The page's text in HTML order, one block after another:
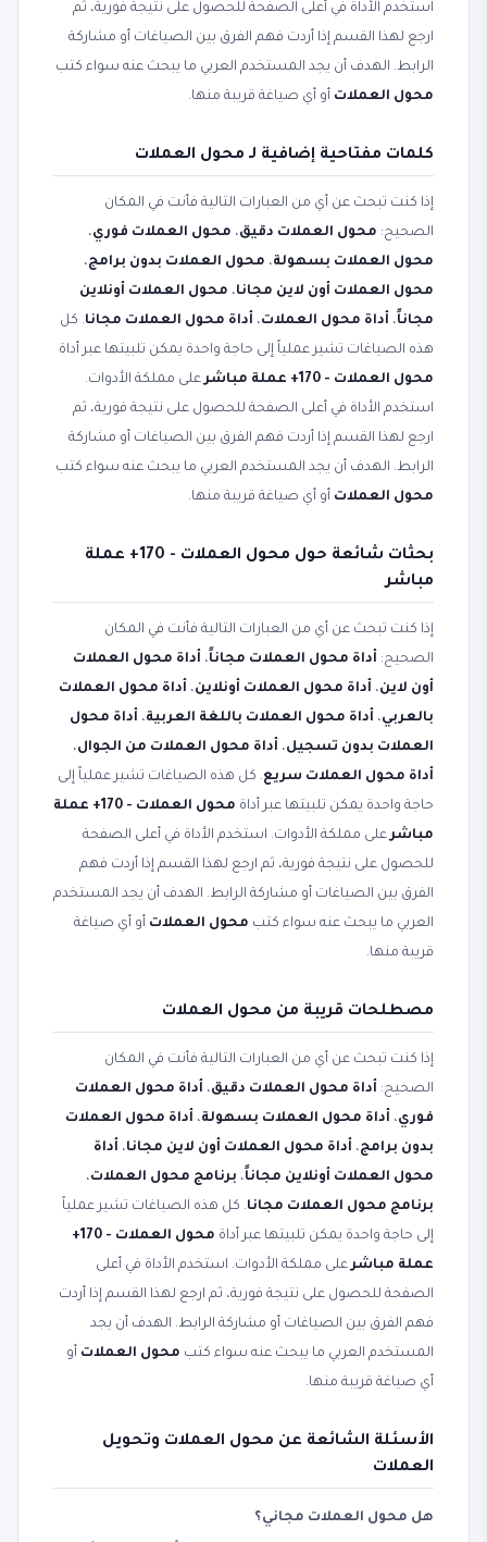
استخدم الأداة في أعلى الصفحة للحصول على نتيجة فورية، ثم
ارجع لهذا القسم إذا أردت فهم الفرق بين الصياغات أو مشاركة
الرابط. الهدف أن يجد المستخدم العربي ما يبحث عنه سواء كتب
محول العملات أو أي صياغة قريبة منها.
كلمات مفتاحية إضافية لـ محول العملات
إذا كنت تبحث عن أي من العبارات التالية فأنت في المكان
الصحيح: محول العملات دقيق، محول العملات فوري،
محول العملات بسهولة، محول العملات بدون برامج،
محول العملات أون لاين مجانا، محول العملات أونلاين
مجاناً، أداة محول العملات، أداة محول العملات مجانا. كل
هذه الصياغات تشير عملياً إلى حاجة واحدة يمكن تلبيتها عبر أداة
محول العملات - 170+ عملة مباشر
على مملكة الأدوات.
استخدم الأداة في أعلى الصفحة للحصول على نتيجة فورية، ثم
ارجع لهذا القسم إذا أردت فهم الفرق بين الصياغات أو مشاركة
الرابط. الهدف أن يجد المستخدم العربي ما يبحث عنه سواء كتب
محول العملات أو أي صياغة قريبة منها.
بحثات شائعة حول محول العملات - 170+ عملة
مباشر
إذا كنت تبحث عن أي من العبارات التالية فأنت في المكان
الصحيح: أداة محول العملات مجاناً، أداة محول العملات
أون لاين، أداة محول العملات أونلاين، أداة محول العملات
بالعربي، أداة محول العملات باللغة العربية، أداة محول
العملات بدون تسجيل، أداة محول العملات من الجوال،
أداة محول العملات سريع. كل هذه الصياغات تشير عملياً إلى
حاجة واحدة يمكن تلبيتها عبر أداة
محول العملات - 170+ عملة
مباشرعلى مملكة الأدوات. استخدم الأداة في أعلى الصفحة
للحصول على نتيجة فورية، ثم ارجع لهذا القسم إذا أردت فهم
الفرق بين الصياغات أو مشاركة الرابط. الهدف أن يجد المستخدم
العربي ما يبحث عنه سواء كتب محول العملات أو أي صياغة
قريبة منها.
مصطلحات قريبة من محول العملات
إذا كنت تبحث عن أي من العبارات التالية فأنت في المكان
الصحيح: أداة محول العملات دقيق، أداة محول العملات
فوري، أداة محول العملات بسهولة، أداة محول العملات
بدون برامج، أداة محول العملات أون لاين مجانا، أداة
محول العملات أونلاين مجاناً، برنامج محول العملات،
برنامج محول العملات مجانا. كل هذه الصياغات تشير عملياً
إلى حاجة واحدة يمكن تلبيتها عبر أداة
محول العملات - 170+
عملة مباشرعلى مملكة الأدوات. استخدم الأداة في أعلى
الصفحة للحصول على نتيجة فورية، ثم ارجع لهذا القسم إذا أردت
فهم الفرق بين الصياغات أو مشاركة الرابط. الهدف أن يجد
المستخدم العربي ما يبحث عنه سواء كتب محول العملات أو
أي صياغة قريبة منها.
الأسئلة الشائعة عن محول العملات وتحويل
العملات
هل محول العملات مجاني؟